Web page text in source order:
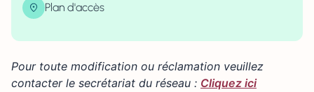
Plan d'accès
×
−
Pour toute modification ou réclamation veuillez
contacter le secrétariat du réseau : Cliquez ici